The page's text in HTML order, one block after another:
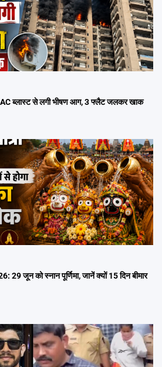
ब्लास्ट से लगी भीषण आग, 3 फ्लैट जलकर खाक
जून को स्नान पूर्णिमा, जानें क्यों 15 दिन बीमार